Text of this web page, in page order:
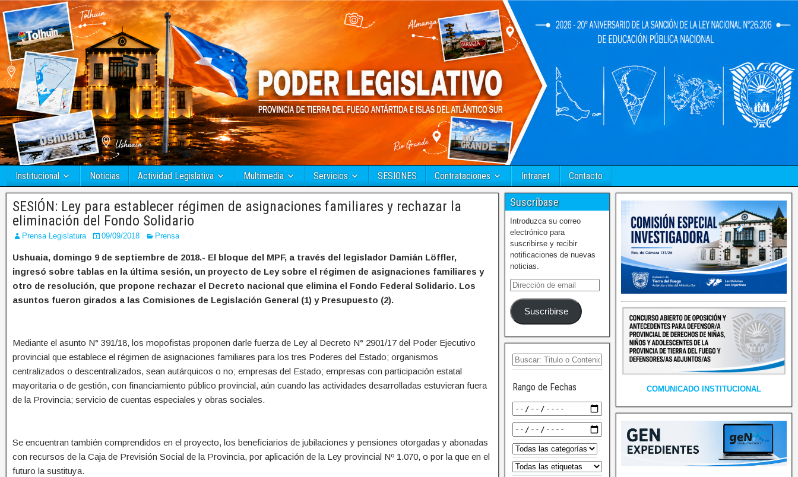
Institucional Noticias Actividad Legislativa Multimedia Servicios SESIONES Contrataciones Intranet Contacto
SESIÓN: Ley para establecer régimen de asignaciones familiares y rechazar la
eliminación del Fondo Solidario
Prensa Legislatura 09/09/2018 Prensa
Ushuaia, domingo 9 de septiembre de 2018.- El bloque del MPF, a través del legislador Damián Löffler,
ingresó sobre tablas en la última sesión, un proyecto de Ley sobre el régimen de asignaciones familiares y
otro de resolución, que propone rechazar el Decreto nacional que elimina el Fondo Federal Solidario. Los
asuntos fueron girados a las Comisiones de Legislación General (1) y Presupuesto (2).
Mediante el asunto N° 391/18, los mopofistas proponen darle fuerza de Ley al Decreto N° 2901/17 del Poder Ejecutivo
provincial que establece el régimen de asignaciones familiares para los tres Poderes del Estado; organismos
centralizados o descentralizados, sean autárquicos o no; empresas del Estado; empresas con participación estatal
mayoritaria o de gestión, con financiamiento público provincial, aún cuando las actividades desarrolladas estuvieran fuera
de la Provincia; servicio de cuentas especiales y obras sociales.
Se encuentran también comprendidos en el proyecto, los beneficiarios de jubilaciones y pensiones otorgadas y abonadas
con recursos de la Caja de Previsión Social de la Provincia, por aplicación de la Ley provincial Nº 1.070, o por la que en el
futuro la sustituya.
Suscríbase
Introduzca su correo
electrónico para
suscribirse y recibir
notificaciones de nuevas
noticias.
Suscribirse
Rango de Fechas COMUNICADO INSTITUCIONAL